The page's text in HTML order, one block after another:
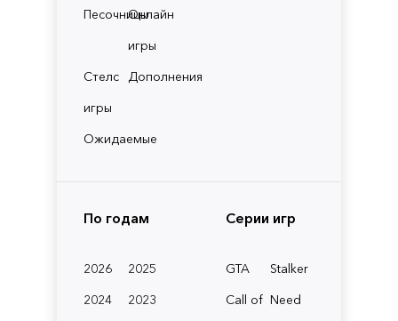
ПесочницыОнлайн
игры
Стелс
игры
Дополнения
Ожидаемые
По годам
2026
2025
2024
2023
Серии игр
GTA
Stalker
Call of Need